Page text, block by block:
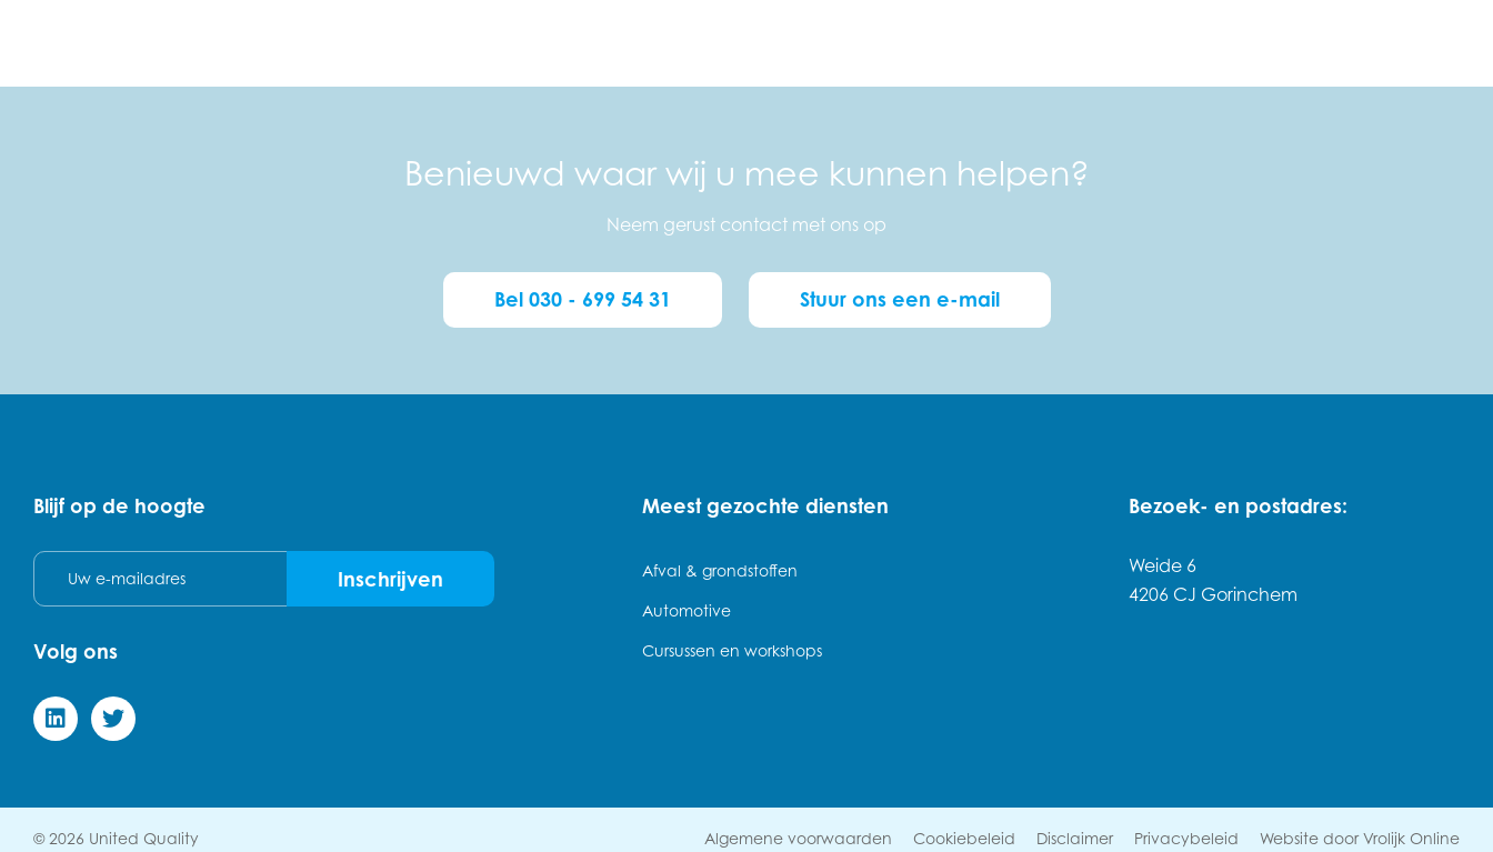
Benieuwd waar wij u mee kunnen helpen?
Neem gerust contact met ons op
Bel 030 - 699 54 31 Stuur ons een e-mail
Blijf op de hoogte
Inschrijven
Volg ons
Meest gezochte diensten
Afval & grondstoffen
Automotive
Cursussen en workshops
Bezoek- en postadres:
Weide 6
4206 CJ Gorinchem
© 2026 United Quality Algemene voorwaarden Cookiebeleid Disclaimer Privacybeleid Website door Vrolijk Online